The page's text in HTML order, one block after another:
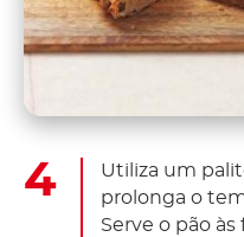
Utiliza um
prolonga o
Serve o pão